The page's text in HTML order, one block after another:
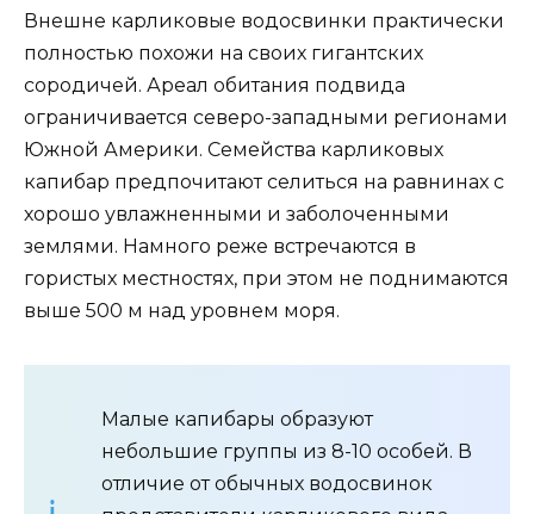
Внешне карликовые водосвинки практически
полностью похожи на своих гигантских
сородичей. Ареал обитания подвида
ограничивается северо-западными регионами
Южной Америки. Семейства карликовых
капибар предпочитают селиться на равнинах с
хорошо увлажненными и заболоченными
землями. Намного реже встречаются в
гористых местностях, при этом не поднимаются
выше 500 м над уровнем моря.
Малые капибары образуют
небольшие группы из 8-10 особей. В
отличие от обычных водосвинок